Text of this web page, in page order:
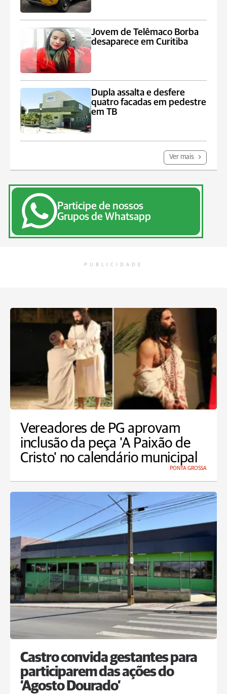
Jovem de Telêmaco Borba
desaparece em Curitiba
Dupla assalta e desfere
quatro facadas em pedestre
em TB
Ver mais
Participe de nossos
Grupos de Whatsapp
PUBLICIDADE
Vereadores de PG aprovam
inclusão da peça 'A Paixão de
Cristo' no calendário municipal
PONTA GROSSA
Castro convida gestantes para
participarem das ações do
‘Agosto Dourado’